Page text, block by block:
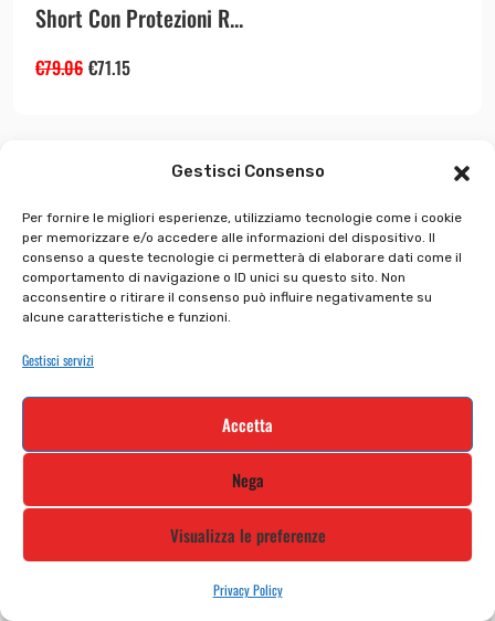
Gestisci Consenso
Per fornire le migliori esperienze, utilizziamo tecnologie come i cookie
per memorizzare e/o accedere alle informazioni del dispositivo. Il
consenso a queste tecnologie ci permetterà di elaborare dati come il
comportamento di navigazione o ID unici su questo sito. Non
acconsentire o ritirare il consenso può influire negativamente su
alcune caratteristiche e funzioni.
Gestisci servizi
Accetta
Nega
Visualizza le preferenze
Privacy Policy
Short Con Protezioni R...
€79.06 €71.15